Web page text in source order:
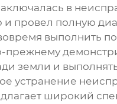
в
полную
выполнить
прежнему
земли и
устранение
широкий